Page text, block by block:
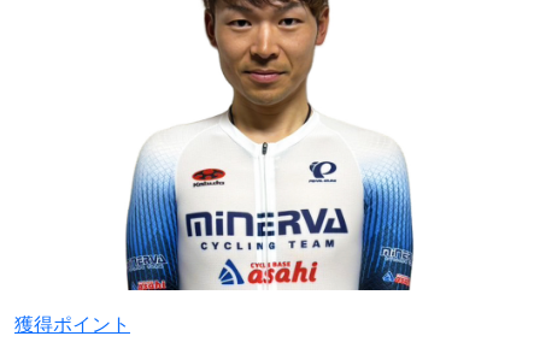
獲得ポイント